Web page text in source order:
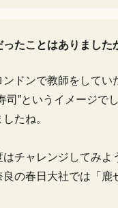
ったことはありました
ンドンで教師をして
司”というイメージ
たね。
チャレンジしてみ
の春日大社では「